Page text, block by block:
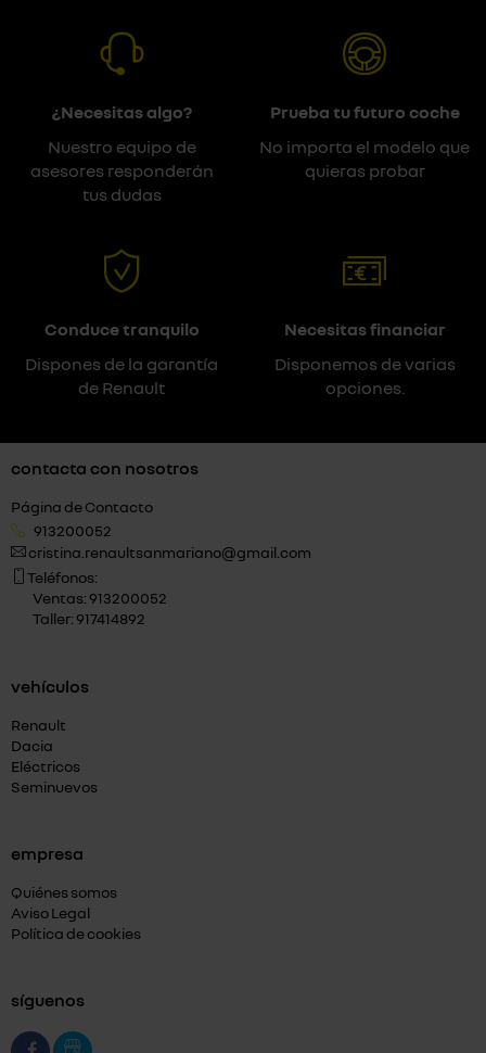
¿Necesitas algo?
Nuestro equipo de
asesores responderán
tus dudas
Prueba tu futuro coche
No importa el modelo que
quieras probar
Conduce tranquilo
Dispones de la garantía
de Renault
Necesitas financiar
Disponemos de varias
opciones.
contacta con nosotros
Página de Contacto
913200052
cristina.renaultsanmariano@gmail.com
Teléfonos:
Ventas: 913200052
Taller: 917414892
vehículos
Renault
Dacia
Eléctricos
Seminuevos
empresa
Quiénes somos
Aviso Legal
Política de cookies
síguenos